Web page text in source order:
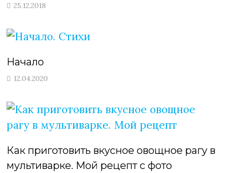
25.12.2018
Начало
12.04.2020
Как приготовить вкусное овощное рагу в
мультиварке. Мой рецепт с фото